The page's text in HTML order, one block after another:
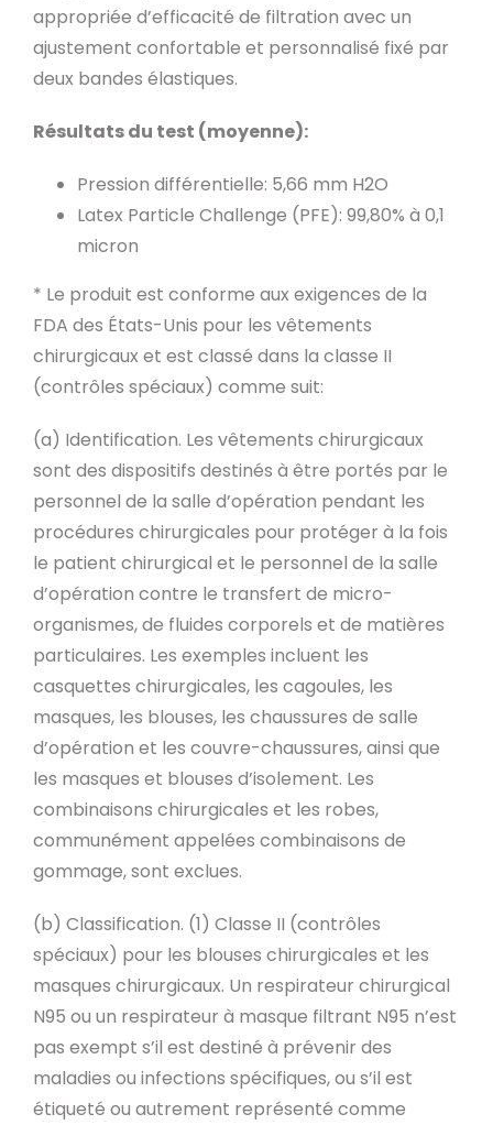
appropriée d’efficacité de filtration avec un
ajustement confortable et personnalisé fixé par
deux bandes élastiques.
Résultats du test (moyenne):
Pression différentielle: 5,66 mm H2O
Latex Particle Challenge (PFE): 99,80% à 0,1
micron
* Le produit est conforme aux exigences de la
FDA des États-Unis pour les vêtements
chirurgicaux et est classé dans la classe II
(contrôles spéciaux) comme suit:
(a) Identification. Les vêtements chirurgicaux
sont des dispositifs destinés à être portés par le
personnel de la salle d’opération pendant les
procédures chirurgicales pour protéger à la fois
le patient chirurgical et le personnel de la salle
d’opération contre le transfert de micro-
organismes, de fluides corporels et de matières
particulaires. Les exemples incluent les
casquettes chirurgicales, les cagoules, les
masques, les blouses, les chaussures de salle
d’opération et les couvre-chaussures, ainsi que
les masques et blouses d’isolement. Les
combinaisons chirurgicales et les robes,
communément appelées combinaisons de
gommage, sont exclues.
(b) Classification. (1) Classe II (contrôles
spéciaux) pour les blouses chirurgicales et les
masques chirurgicaux. Un respirateur chirurgical
N95 ou un respirateur à masque filtrant N95 n’est
pas exempt s’il est destiné à prévenir des
maladies ou infections spécifiques, ou s’il est
étiqueté ou autrement représenté comme